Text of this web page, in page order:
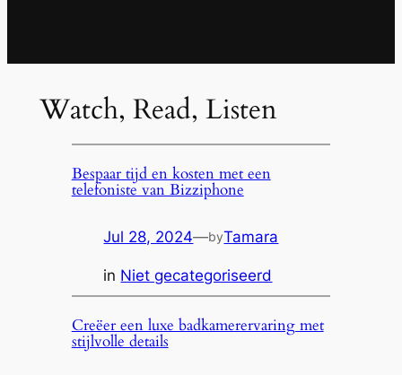
Watch, Read, Listen
Bespaar tijd en kosten met een
telefoniste van Bizziphone
Jul 28, 2024—byTamara
in Niet gecategoriseerd
Creëer een luxe badkamerervaring met
stijlvolle details